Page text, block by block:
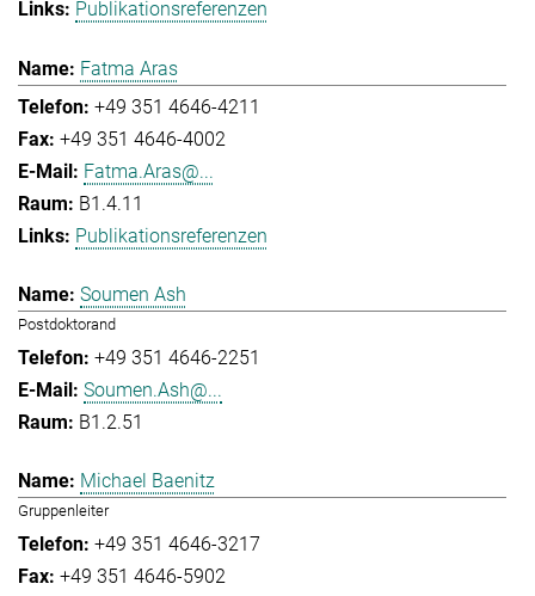
Publikationsreferenzen
Fatma Aras
+49 351 4646-4211
+49 351 4646-4002
Fatma.Aras@...
B1.4.11
Publikationsreferenzen
Soumen Ash
Postdoktorand
+49 351 4646-2251
Soumen.Ash@...
B1.2.51
Michael Baenitz
Gruppenleiter
+49 351 4646-3217
+49 351 4646-5902